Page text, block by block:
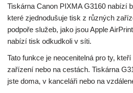
Tiskárna Canon PIXMA G3160 nabízí
které zjednodušuje tisk z různých
podpoře služeb, jako jsou Apple
nabízí tisk odkudkoli v síti.
Tato funkce je neocenitelná pro ty,
zařízení nebo na cestách. Tiskárna
jste doma, v kanceláři nebo na